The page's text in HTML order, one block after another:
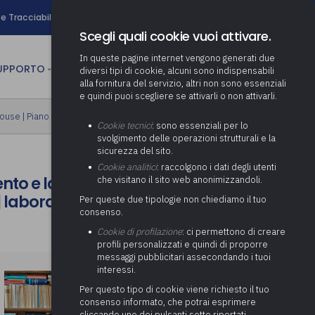
e Tracciabilità
Determinazione fondo risorse
decentrate
Pratiche previdenziali
ai comuni per l’attivazione di
(Partenariato Pubblico
Privato)
Società e organismi
adempimenti degli enti locali
Adeguamento del sistema di
gestione documentale alle
nuove linee guida sul
documento informatico
Protezione dei Dati (RPD,
altrimenti denominato Data
Protection Officer, DPO)
Supporto transizione al
digitale
Gestione IVA
Gestione IRAP
Consolidato
Relazione di fine e inizio
mandato
Supporto alla predisposizione
del Piano Economico-
Attività di supporto Gare
Energetiche (ex Legge 10/91)
Controllo Pratiche Sismiche
convegni
CULTURA person AREA RISERVATA
| Piano formativo gratuito associati
e la struttura del
laboratorio
Scegli quali cookie vuoi attivare.
In queste pagine internet vengono generati due
diversi tipi di cookie, alcuni sono indispensabili
alla fornitura del servizio, altri non sono essenziali
e quindi puoi scegliere se attivarli o non attivarli.
Cookie tecnici: sono essenziali per lo
svolgimento delle operazioni strutturali e la
sicurezza del sito.
Cookie analitici: raccolgono i dati degli utenti
che visitano il sito web anonimizzandoli.
Per queste due tipologie non chiediamo il tuo
consenso.
Cookie di profilazione: ci permettono di creare
profili personalizzati e quindi di proporre
messaggi pubblicitari assecondando i tuoi
interessi.
Per questo tipo di cookie viene richiesto il tuo
consenso informato, che potrai esprimere